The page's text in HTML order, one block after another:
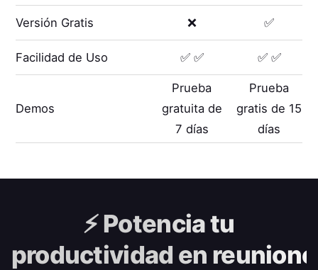
Versión Gratis ❌ ✅
Facilidad de Uso ✅ ✅ ✅ ✅
Demos
Prueba
gratuita de
7 días
Prueba
gratis de 15
días
⚡️Potencia tu
productividad en